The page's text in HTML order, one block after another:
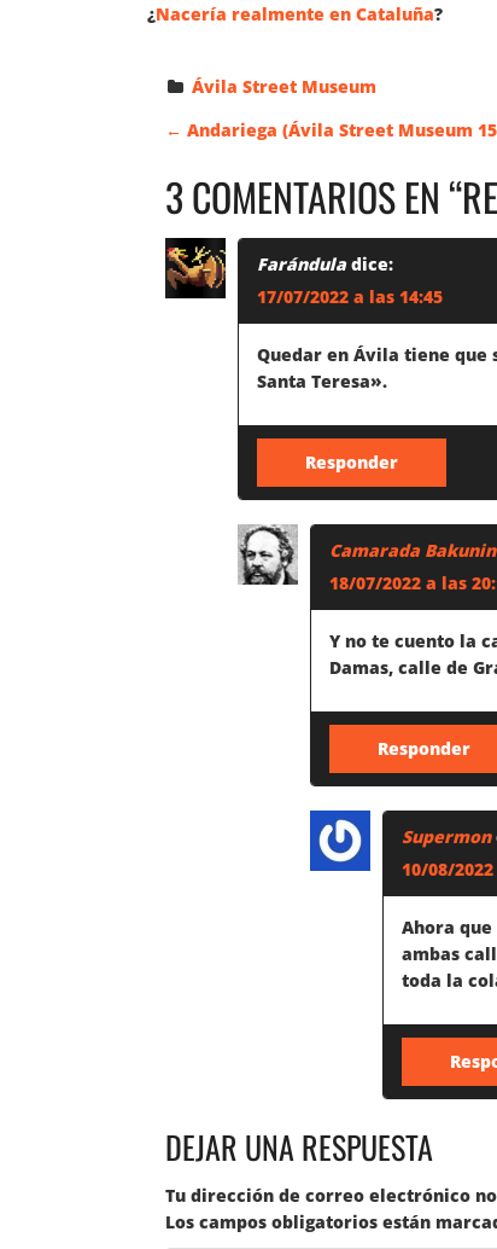
¿Nacería realmente en Cataluña?
Ávila Street Museum
N
A
V
T
R
← Andariega (Ávila Street Museum
3 COMENTARIOS EN “
Farándula dice:
17/07/2022 a las 14:45
Quedar en Ávila tiene que
Santa Teresa».
Responder
Camarada Bakunin
18/07/2022 a las
Y no te cuento la
Damas, calle de
Responder
Supermon
10/08/
Ahora
ambas
toda la
DEJAR UNA RESPUESTA
Tu dirección de correo electrónico
Los campos obligatorios están